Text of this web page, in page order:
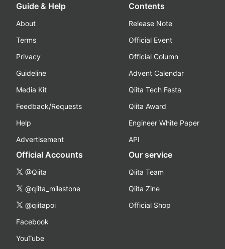
Guide & Help
About
Terms
Privacy
Guideline
Media Kit
Feedback/Requests
Help
Advertisement
Contents
Release Note
Official Event
Official Column
Advent Calendar
Qiita Tech Festa
Qiita Award
Engineer White Paper
API
Official Accounts
@Qiita
@qiita_milestone
@qiitapoi
Facebook
YouTube
Our service
Qiita Team
Qiita Zine
Official Shop